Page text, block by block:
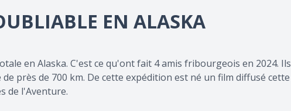
EN ALASKA
en Alaska. C'est ce qu'ont fait 4 amis fribourgeois en 2024. Ils
près de 700 km. De cette expédition est né un film diffusé cette
de l'Aventure.